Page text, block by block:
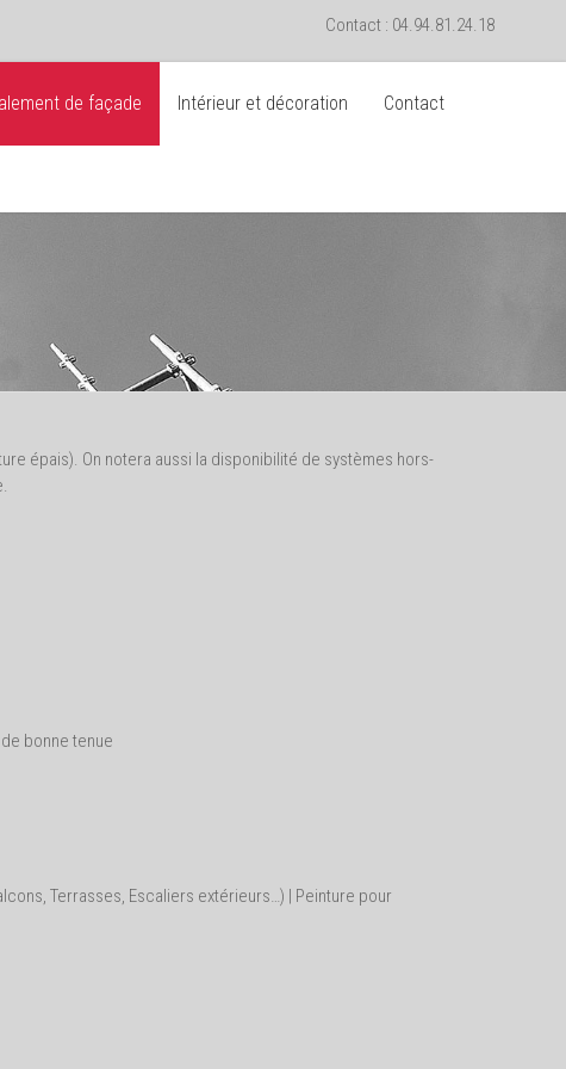
Contact : 04.94.81.24.18
de façade Intérieur et décoration Contact
épais). On notera aussi la disponibilité de systèmes hors-
bonne tenue
Terrasses, Escaliers extérieurs…) | Peinture pour